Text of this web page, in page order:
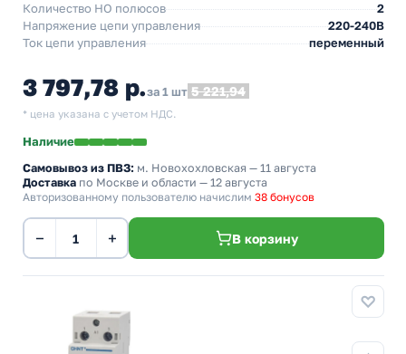
Количество НO полюсов
2
Напряжение цепи управления
220-240В
Ток цепи управления
переменный
3 797,78 р.за 1 шт 5 221,94
* цена указана с учетом НДС.
Наличие
Самовывоз из ПВЗ: м. Новохохловская — 11 августа
Доставка по Москве и области — 12 августа
Авторизованному пользователю начислим 38 бонусов
− + В корзину